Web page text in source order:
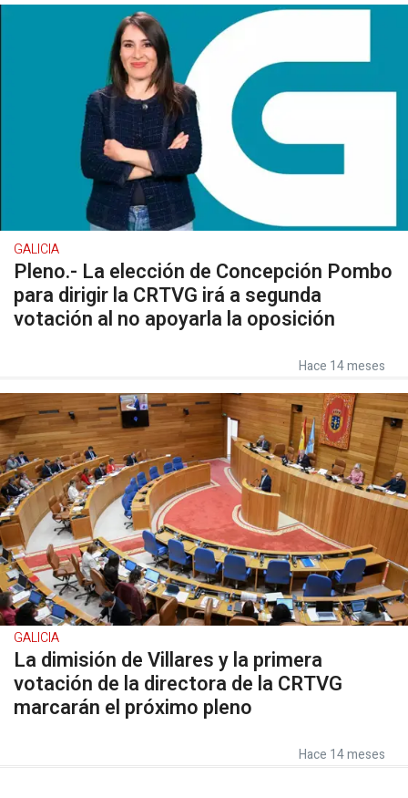
GALICIA
Pleno.- La elección de Concepción Pombo
para dirigir la CRTVG irá a segunda
votación al no apoyarla la oposición
Hace 14 meses
GALICIA
La dimisión de Villares y la primera
votación de la directora de la CRTVG
marcarán el próximo pleno
Hace 14 meses